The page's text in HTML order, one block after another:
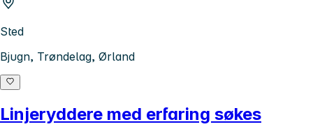
Sted
Bjugn, Trøndelag, Ørland
Linjeryddere med erfaring søkes